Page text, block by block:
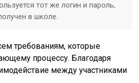
тот же логин и пароль,
в школе.
требованиям, которые
процессу. Благодаря
между участниками